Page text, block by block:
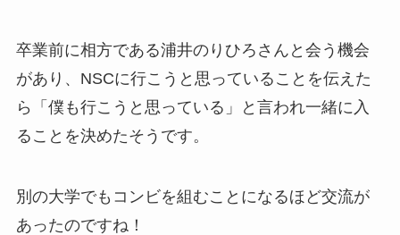
卒業前に相方である浦井のりひろさんと会う機会
があり、NSCに行こうと思っていることを伝えた
ら「僕も行こうと思っている」と言われ一緒に入
ることを決めたそうです。
別の大学でもコンビを組むことになるほど交流が
あったのですね！